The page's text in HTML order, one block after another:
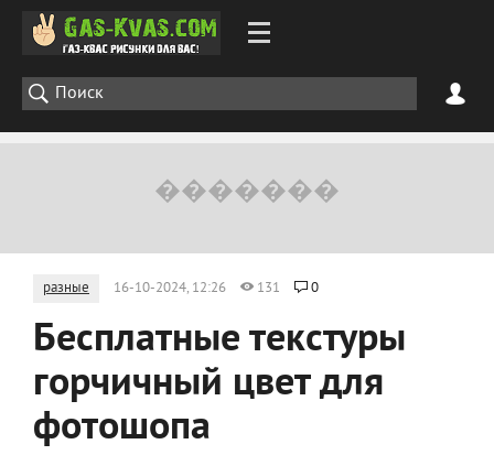
разные 16-10-2024, 12:26 131 0
Бесплатные текстуры
горчичный цвет для
фотошопа